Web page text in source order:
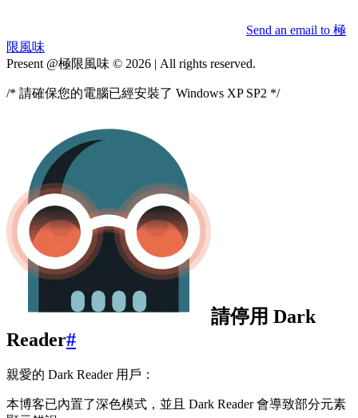
Send an email to 極
限風味
Present @極限風味 © 2026 | All rights reserved.
/* 請確保您的電腦已經安裝了 Windows XP SP2 */
請停用 Dark
Reader#
親愛的 Dark Reader 用戶：
本博客已內置了深色模式，並且 Dark Reader 會導致部分元素